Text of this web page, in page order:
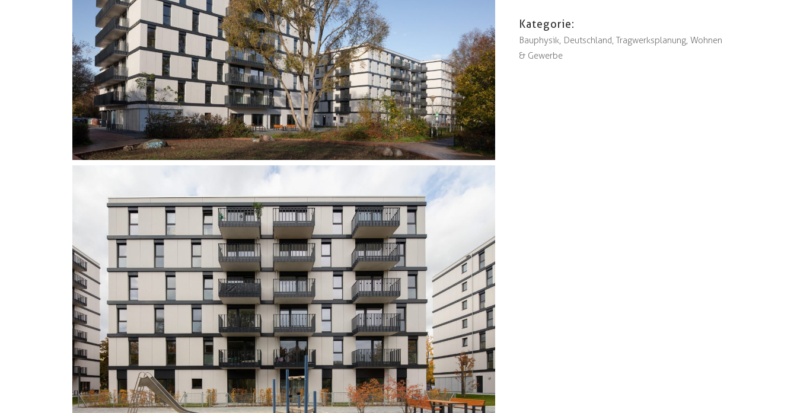
Kategorie:
Bauphysik, Deutschland, Tragwerksplanung, Wohnen
& Gewerbe